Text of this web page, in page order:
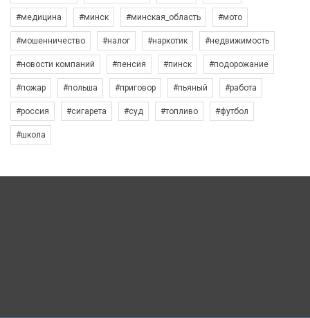
#медицина #минск #минская_область #мото
#мошенничество #налог #наркотик #недвижимость
#новости компаний #пенсия #пинск #подорожание
#пожар #польша #приговор #пьяный #работа
#россия #сигарета #суд #топливо #футбол
#школа